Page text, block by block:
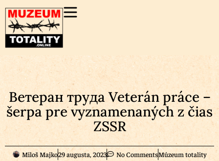
Ветеран труда Veterán práce –
šerpa pre vyznamenaných z čias
ZSSR
Miloš Majko29 augusta, 2023 No CommentsMúzeum totality